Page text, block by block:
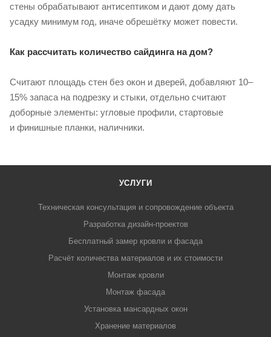
стены обрабатывают антисептиком и дают дому дать
усадку минимум год, иначе обрешётку может повести.
Как рассчитать количество сайдинга на дом?
Считают площадь стен без окон и дверей, добавляют 10–
15% запаса на подрезку и стыки, отдельно считают
доборные элементы: угловые профили, стартовые
и финишные планки, наличники.
УСЛУГИ
Техническая консультация и сопровождение объекта
Разработка дизайн-проектов
Бесплатный замер кровли и фасада
Расчёт количества материалов и их стоимости
Монтаж кровли
Монтаж фасада
Установка мансардных окон
Хранение материалов